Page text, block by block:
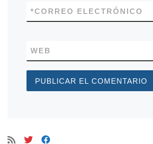
CORREO ELECTRÓNICO
*
WEB